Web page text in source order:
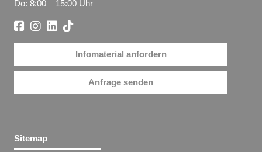
Do: 8:00 – 15:00 Uhr
Infomaterial anfordern
Anfrage senden
Sitemap